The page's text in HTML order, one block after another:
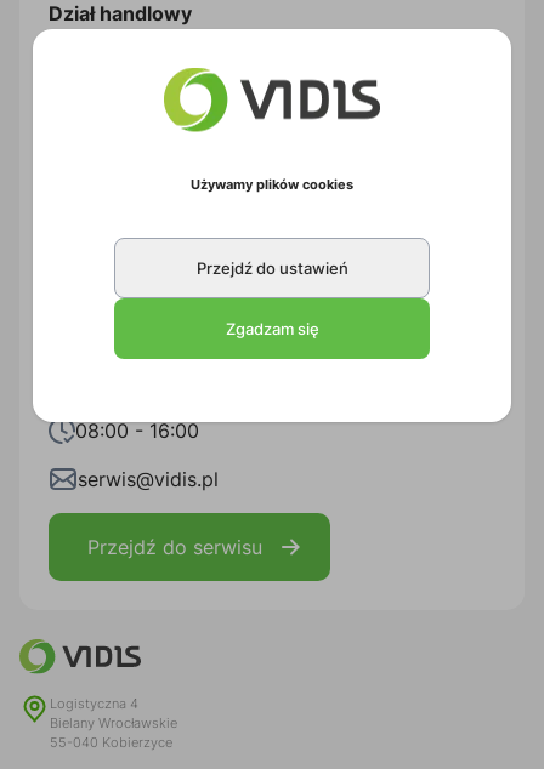
Dział handlowy
71 33 880 10
08:00 - 17:00 (w piątki do 16:00)
Przejdź do działu
08:00 - 16:00
serwis@vidis.pl
Przejdź do serwisu
Logistyczna 4
Bielany Wrocławskie
55-040 Kobierzyce
Używamy plików cookies
Przejdź do ustawień
Zgadzam się